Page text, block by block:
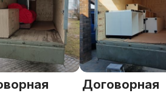
Договорная